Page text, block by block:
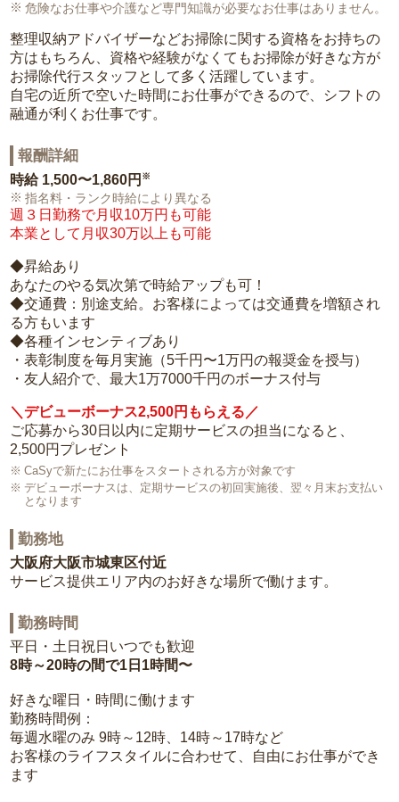
危険なお仕事や介護など専門知識が必要なお仕事はありません。
整理収納アドバイザーなどお掃除に関する資格をお持ちの
方はもちろん、資格や経験がなくてもお掃除が好きな方が
お掃除代行スタッフとして多く活躍しています。
自宅の近所で空いた時間にお仕事ができるので、シフトの
融通が利くお仕事です。
報酬詳細
時給 1,500〜1,860円 ※
指名料・ランク時給により異なる
週３日勤務で月収10万円も可能
本業として月収30万以上も可能
◆昇給あり
あなたのやる気次第で時給アップも可！
◆交通費：別途支給。お客様によっては交通費を増額され
る方もいます
◆各種インセンティブあり
・表彰制度を毎月実施（5千円〜1万円の報奨金を授与）
・友人紹介で、最大1万7000千円のボーナス付与
＼デビューボーナス2,500円もらえる／
ご応募から30日以内に定期サービスの担当になると、
2,500円プレゼント
CaSyで新たにお仕事をスタートされる方が対象です
デビューボーナスは、定期サービスの初回実施後、翌々月末お支払い
となります
勤務地
大阪府大阪市城東区付近
サービス提供エリア内のお好きな場所で働けます。
勤務時間
平日・土日祝日いつでも歓迎
8時～20時の間で1日1時間〜
好きな曜日・時間に働けます
勤務時間例：
毎週水曜のみ 9時～12時、14時～17時など
お客様のライフスタイルに合わせて、自由にお仕事ができ
ます